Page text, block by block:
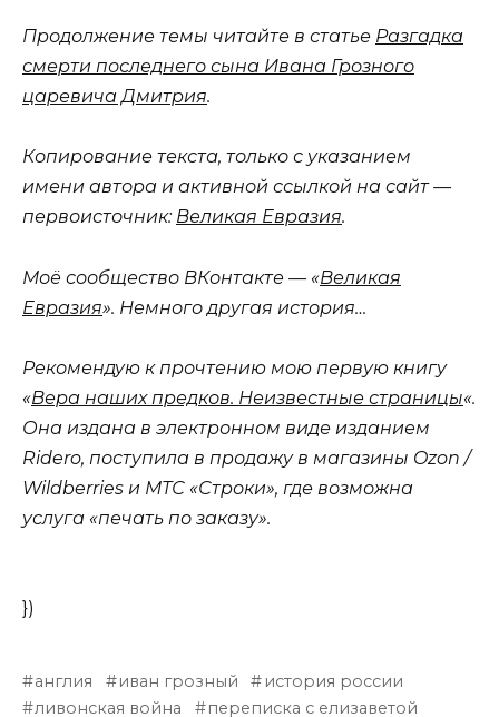
Продолжение темы читайте в статье Разгадка
смерти последнего сына Ивана Грозного
царевича Дмитрия.
Копирование текста, только с указанием
имени автора и активной ссылкой на сайт —
первоисточник: Великая Евразия.
Моё сообщество ВКонтакте — «Великая
Евразия». Немного другая история…
Рекомендую к прочтению мою первую книгу
«Вера наших предков. Неизвестные страницы«.
Она издана в электронном виде изданием
Ridero, поступила в продажу в магазины Ozon /
Wildberries и МТС «Строки», где возможна
услуга «печать по заказу».
})
англия иван грозный
история россии
ливонская война
переписка с елизаветой